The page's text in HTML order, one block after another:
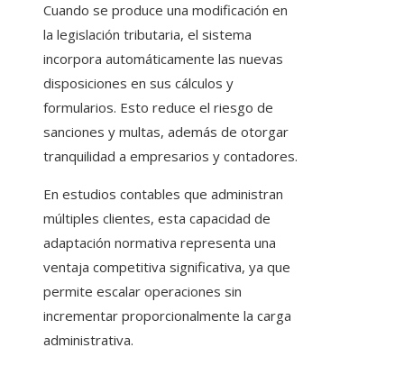
Cuando se produce una modificación en
la legislación tributaria, el sistema
incorpora automáticamente las nuevas
disposiciones en sus cálculos y
formularios. Esto reduce el riesgo de
sanciones y multas, además de otorgar
tranquilidad a empresarios y contadores.
En estudios contables que administran
múltiples clientes, esta capacidad de
adaptación normativa representa una
ventaja competitiva significativa, ya que
permite escalar operaciones sin
incrementar proporcionalmente la carga
administrativa.